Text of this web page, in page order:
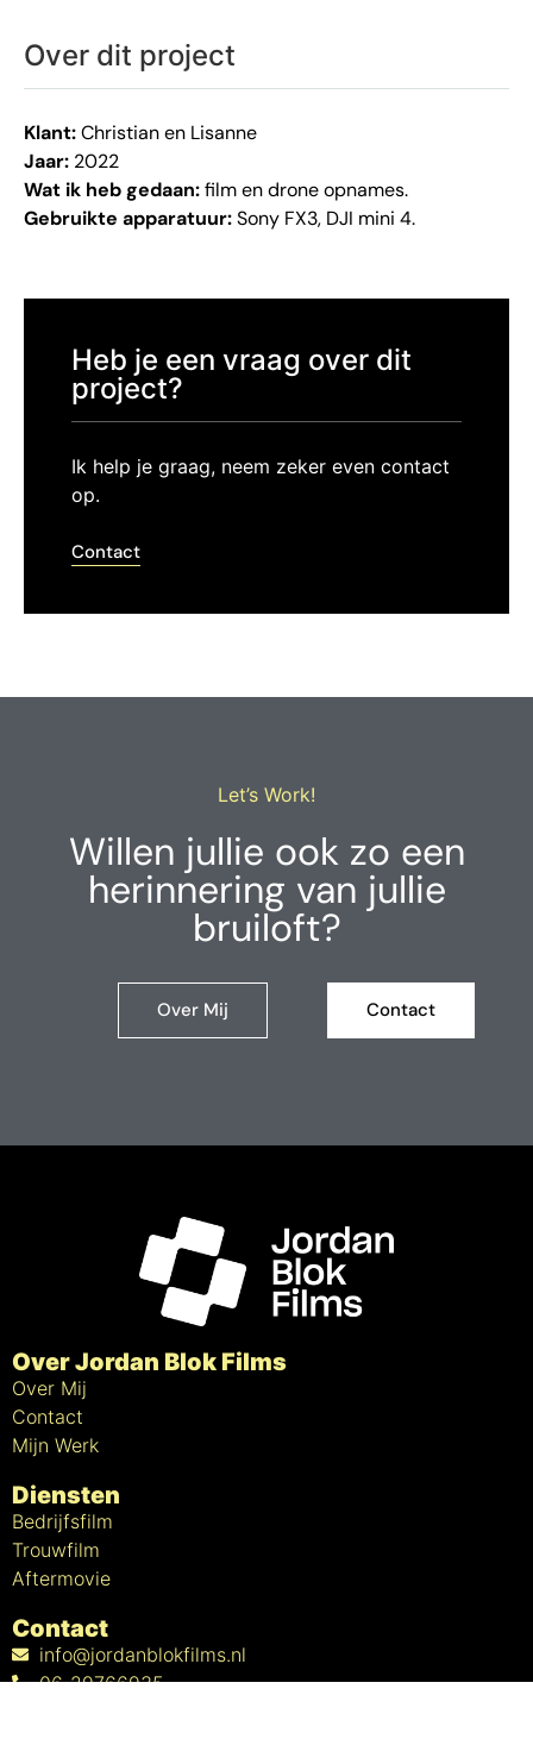
Over dit project
Klant:Christian en Lisanne
Jaar: 2022
Wat ik heb gedaan:film en drone opnames.
Gebruikte apparatuur:Sony FX3, DJI mini 4.
Heb je een vraag over dit
project?
Ik help je graag, neem zeker even contact
op.
Contact
Let’s Work!
Willen jullie ook zo een
herinnering van jullie
bruiloft?
Over Mij Contact
Over Jordan Blok Films
Over Mij
Contact
Mijn Werk
Diensten
Bedrijfsfilm
Trouwfilm
Aftermovie
Contact
info@jordanblokfilms.nl
06-29766935